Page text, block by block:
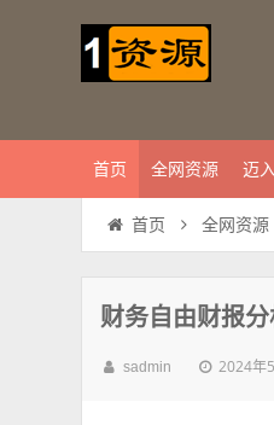
首页 全网资源 迈
首页 全网资源
财务自由财报
sadmin 2024年